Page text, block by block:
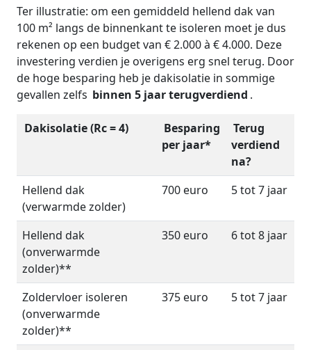
Ter illustratie: om een gemiddeld hellend dak van
100 m² langs de binnenkant te isoleren moet je dus
rekenen op een budget van € 2.000 à € 4.000. Deze
investering verdien je overigens erg snel terug. Door
de hoge besparing heb je dakisolatie in sommige
gevallen zelfs binnen 5 jaar terugverdiend .
Dakisolatie (Rc = 4)
Besparing
per jaar*
Terug
verdiend
na?
Hellend dak
(verwarmde zolder)
700 euro 5 tot 7 jaar
Hellend dak
(onverwarmde
zolder)**
350 euro 6 tot 8 jaar
Zoldervloer isoleren
(onverwarmde
zolder)**
375 euro 5 tot 7 jaar